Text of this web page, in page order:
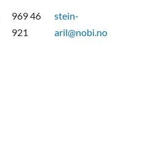
969 46
921
stein-
aril@nobi.no